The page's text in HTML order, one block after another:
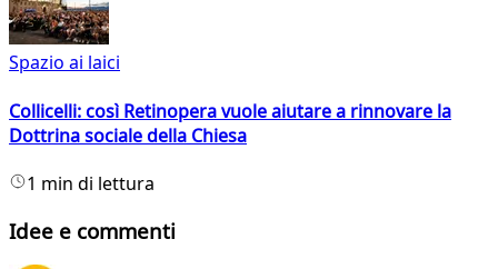
Spazio ai laici
Collicelli: così Retinopera vuole aiutare a rinnovare la
Dottrina sociale della Chiesa
1 min di lettura
Idee e commenti